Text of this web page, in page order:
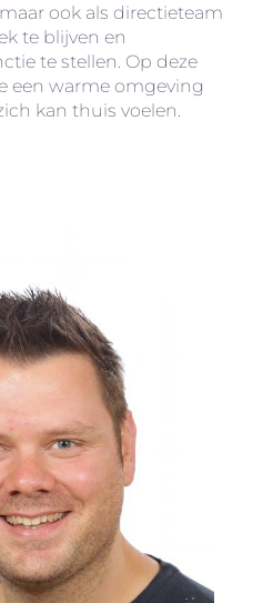
ook als directieteam
te blijven en
te stellen. Op deze
een warme omgeving
kan thuis voelen.